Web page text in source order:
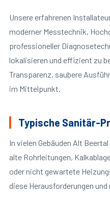
Unsere erfahrenen
moderner Messtechnik,
professioneller
lokalisieren und effizient zu
Transparenz, saubere
im Mittelpunkt.
Typische Sanitär-
In vielen Gebäuden Alt
alte Rohrleitungen,
oder nicht gewartete
diese Herausforderungen